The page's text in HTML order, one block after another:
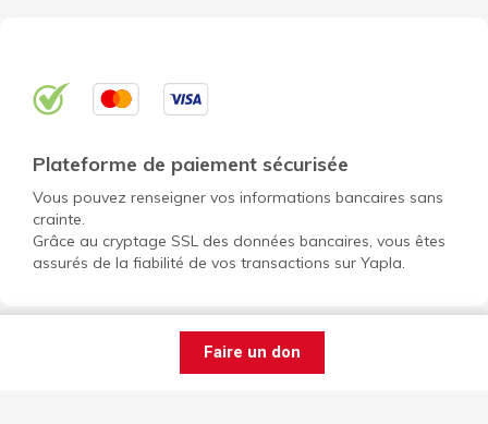
Faire un don
Plateforme de paiement sécurisée
Vous pouvez renseigner vos informations bancaires sans
crainte.
Grâce au cryptage SSL des données bancaires, vous êtes
assurés de la fiabilité de vos transactions sur Yapla.